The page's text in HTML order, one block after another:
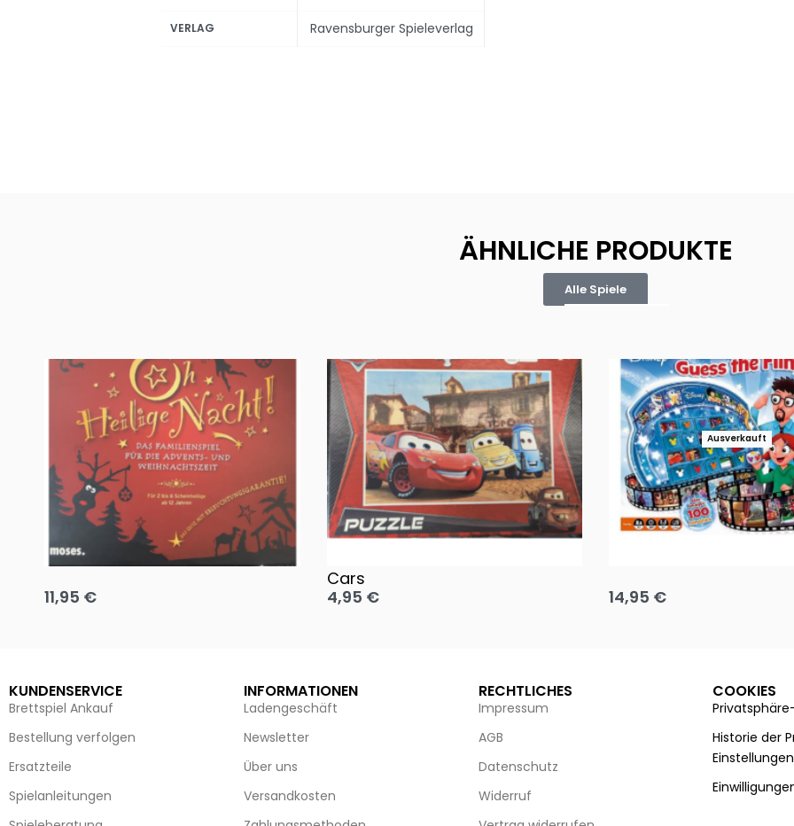
VERLAG Ravensburger Spieleverlag
ÄHNLICHE PRODUKTE
Alle Spiele
Oh, heilige Nacht!
11,95 €
Cars
4,95 €
Ausverkauft
14,95 €
KUNDENSERVICE
Brettspiel Ankauf
Bestellung verfolgen
Ersatzteile
Spielanleitungen
INFORMATIONEN
Ladengeschäft
Newsletter
Über uns
Versandkosten
RECHTLICHES
Impressum
AGB
Datenschutz
Widerruf
COOKIES
Historie der
Einstellungen